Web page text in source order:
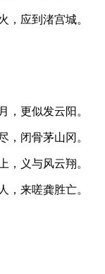
应到渚宫城。
更似发云阳。
闭骨茅山冈。
义与风云翔。
来嗟龚胜亡。